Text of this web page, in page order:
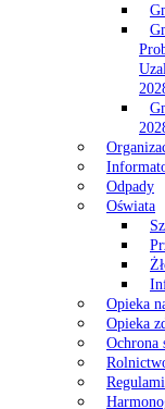
Odpady
Oświata
Opieka
Opieka
Ochrona